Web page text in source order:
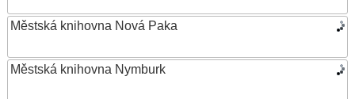
Městská knihovna Nová Paka
Městská knihovna Nymburk